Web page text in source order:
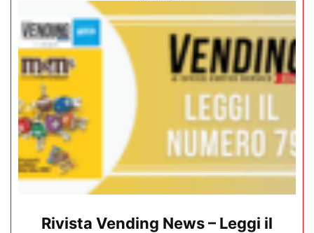
Rivista Vending News – Leggi il